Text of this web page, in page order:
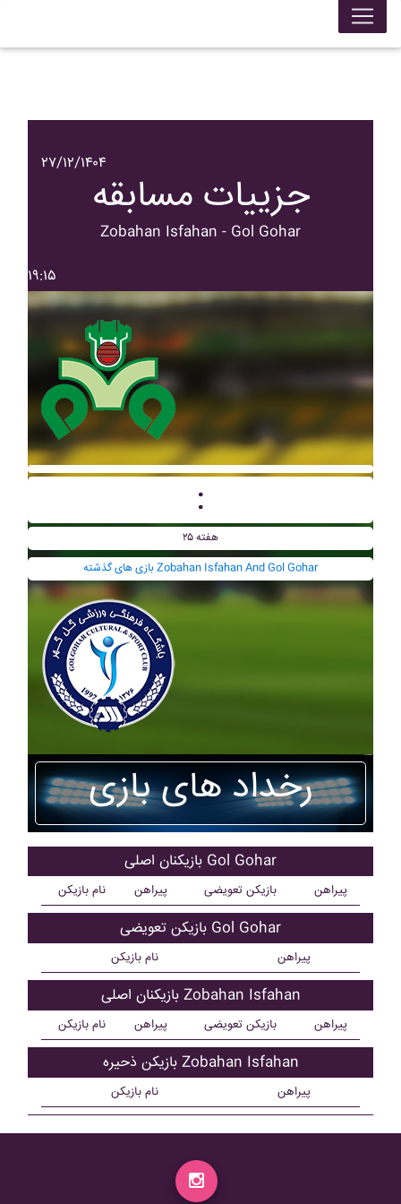
۲۷/۱۲/۱۴۰۴
جزییات مسابقه
Zobahan Isfahan - Gol Gohar
۱۹:۱۵
:
هفته ۲۵
بازی های گذشته Zobahan Isfahan And Gol Gohar
رخداد های بازی
بازیکنان اصلی Gol Gohar
نام بازیکن پیراهن بازیکن تعویضی پیراهن
بازیکن تعویضی Gol Gohar
نام بازیکن پیراهن
بازیکنان اصلی Zobahan Isfahan
نام بازیکن پیراهن بازیکن تعویضی پیراهن
بازیکن ذحیره Zobahan Isfahan
نام بازیکن پیراهن